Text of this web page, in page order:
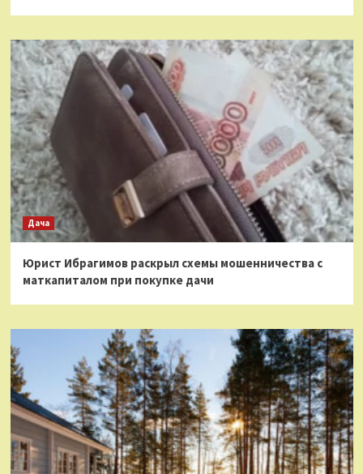
Дача
Юрист Ибрагимов раскрыл схемы мошенничества с
маткапиталом при покупке дачи